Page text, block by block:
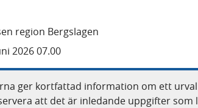
region Bergslagen
2026 07.00
ger kortfattad information om ett
att det är inledande uppgifter